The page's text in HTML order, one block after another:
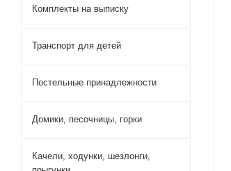
Комплекты на выписку
Транспорт для детей
Постельные принадлежности
Домики, песочницы, горки
Качели, ходунки, шезлонги,